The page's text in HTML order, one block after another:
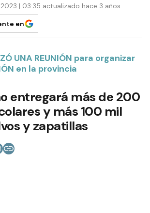
| 03:35 actualizado hace 3 años
en
UNA REUNIÓN para organizar
en la provincia
entregará más de 200
y más 100 mil
y zapatillas